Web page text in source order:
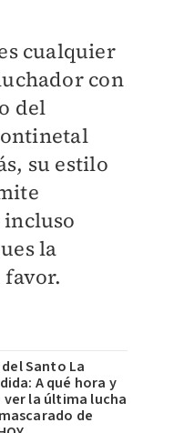
cualquier
con
del
su estilo
incluso
la
del Santo La
A qué hora y
ver la última lucha
de